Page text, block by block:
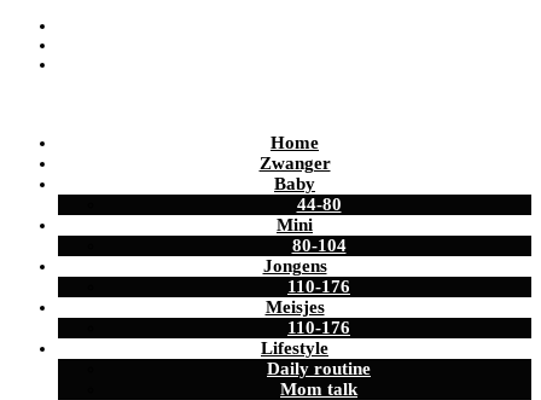
Home
Zwanger
Baby
44-80
Mini
80-104
Jongens
110-176
Meisjes
110-176
Lifestyle
Daily routine
Mom talk